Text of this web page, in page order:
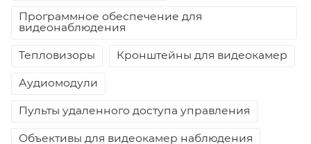
Программное обеспечение для
видеонаблюдения
Тепловизоры Кронштейны для видеокамер
Аудиомодули
Пульты удаленного доступа управления
Объективы для видеокамер наблюдения